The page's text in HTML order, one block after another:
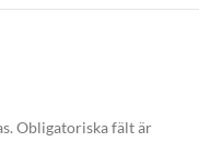
Obligatoriska fält är